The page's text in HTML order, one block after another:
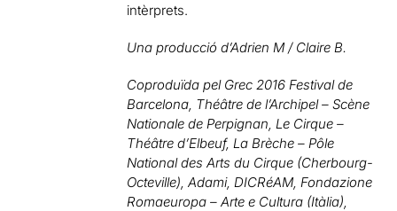
intèrprets.
Una producció d’Adrien M / Claire B.
Coproduïda pel Grec 2016 Festival de
Barcelona, Théâtre de l’Archipel – Scène
Nationale de Perpignan, Le Cirque –
Théâtre d’Elbeuf, La Brèche – Pôle
National des Arts du Cirque (Cherbourg-
Octeville), Adami, DICRéAM, Fondazione
Romaeuropa – Arte e Cultura (Itàlia),